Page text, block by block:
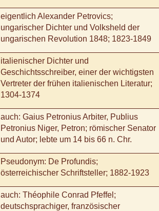
eigentlich Alexander Petrovics;
ungarischer Dichter und Volksheld der
ungarischen Revolution 1848; 1823-1849
italienischer Dichter und
Geschichtsschreiber, einer der wichtigsten
Vertreter der frühen italienischen Literatur;
1304-1374
auch: Gaius Petronius Arbiter, Publius
Petronius Niger, Petron; römischer Senator
und Autor; lebte um 14 bis 66 n. Chr.
Pseudonym: De Profundis;
österreichischer Schriftsteller; 1882-1923
auch: Théophile Conrad Pfeffel;
deutschsprachiger, französischer